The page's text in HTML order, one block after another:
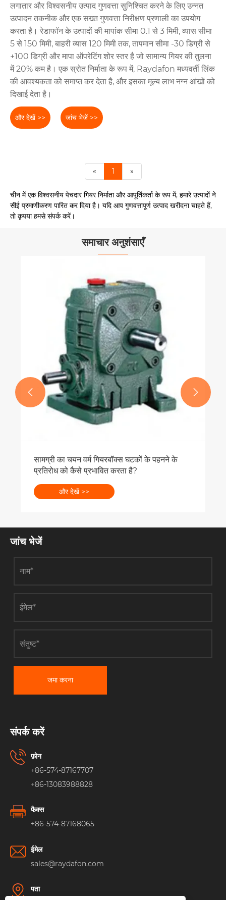
लगातार और विश्वसनीय उत्पाद गुणवत्ता सुनिश्चित करने के लिए उन्नत
उत्पादन तकनीक और एक सख्त गुणवत्ता निरीक्षण प्रणाली का उपयोग
करता है। रेडाफॉन के उत्पादों की मापांक सीमा 0.1 से 3 मिमी, व्यास सीमा
5 से 150 मिमी, बाहरी व्यास 120 मिमी तक, तापमान सीमा -30 डिग्री से
+100 डिग्री और मापा ऑपरेटिंग शोर स्तर है जो सामान्य गियर की तुलना
में 20% कम है। एक स्रोत निर्माता के रूप में, Raydafon मध्यवर्ती लिंक
की आवश्यकता को समाप्त कर देता है, और इसका मूल्य लाभ नग्न आंखों को
दिखाई देता है।
और देखें >> जांच भेजें >>
« 1 »
चीन में एक विश्वसनीय पेचदार गियर निर्माता और आपूर्तिकर्ता के रूप में, हमारे उत्पादों ने
सीई प्रमाणीकरण पारित कर दिया है। यदि आप गुणवत्तापूर्ण उत्पाद खरीदना चाहते हैं,
तो कृपया हमसे संपर्क करें।
समाचार अनुशंसाएँ
सामग्री का चयन वर्म गियरबॉक्स घटकों के पहनने के
प्रतिरोध को कैसे प्रभावित करता है?
और देखें >>
 
जांच भेजें
जमा करना
संपर्क करें
फ़ोन
+86-574-87167707
+86-13083988828
फैक्स
+86-574-87168065
ईमेल
sales@raydafon.com
पता